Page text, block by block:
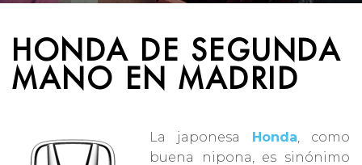
HONDA DE SEGUNDA
MANO EN MADRID
La japonesa Honda, como
buena nipona, es sinónimo